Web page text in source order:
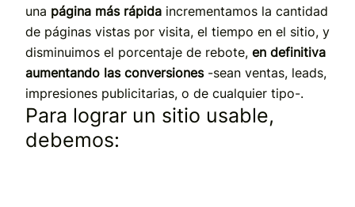
una página más rápida incrementamos la cantidad
de páginas vistas por visita, el tiempo en el sitio, y
disminuimos el porcentaje de rebote, en definitiva
aumentando las conversiones-sean ventas, leads,
impresiones publicitarias, o de cualquier tipo-.
Para lograr un sitio usable,
debemos: